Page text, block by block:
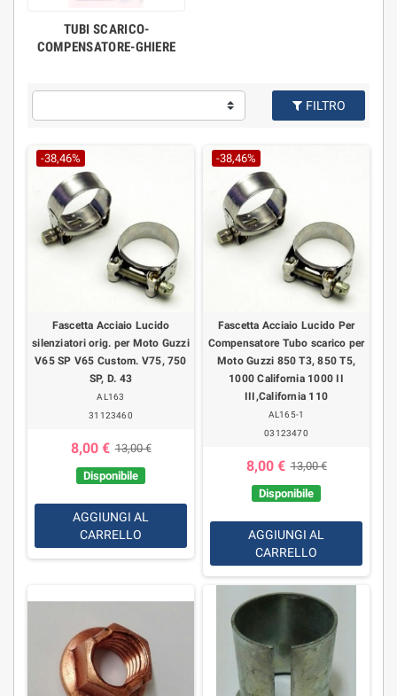
TUBI SCARICO-
COMPENSATORE-GHIERE
FILTRO
-38,46%
Fascetta Acciaio Lucido
silenziatori orig. per Moto Guzzi
V65 SP V65 Custom. V75, 750
SP, D. 43
AL163
31123460
8,00 € 13,00 €
Disponibile
AGGIUNGI AL
CARRELLO
-38,46%
Fascetta Acciaio Lucido Per
Compensatore Tubo scarico per
Moto Guzzi 850 T3, 850 T5,
1000 California 1000 II
III,California 110
AL165-1
03123470
8,00 € 13,00 €
Disponibile
AGGIUNGI AL
CARRELLO